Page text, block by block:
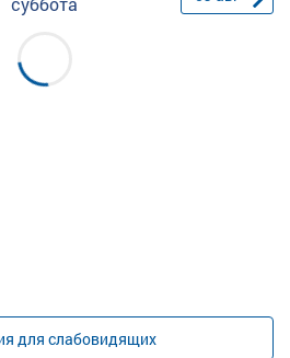
для слабовидящих